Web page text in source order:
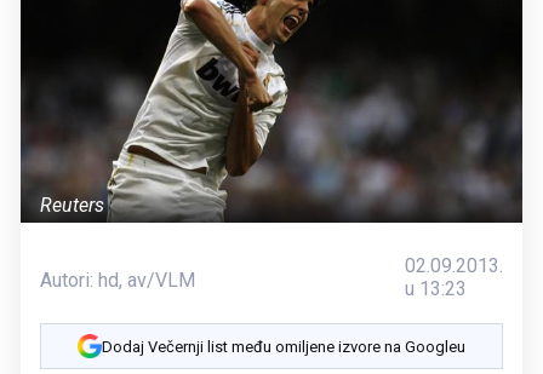
Reuters
Autori: hd, av/VLM
02.09.2013.
u 13:23
Dodaj Večernji list među omiljene izvore na Googleu